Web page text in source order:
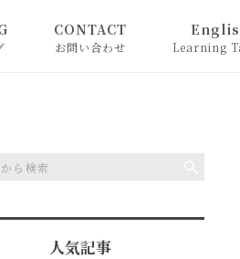
CONTACT
お問い合わせ Learning
人気記事